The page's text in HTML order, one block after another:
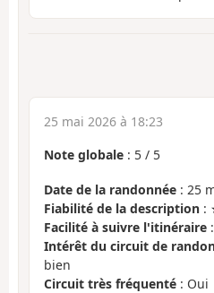
25 mai 2026 à 18:23
Note globale : 5 / 5
Date de la randonnée : 25
Fiabilité de la description :
Facilité à suivre l'itinéraire
Intérêt du circuit de
bien
Circuit très fréquenté : Oui